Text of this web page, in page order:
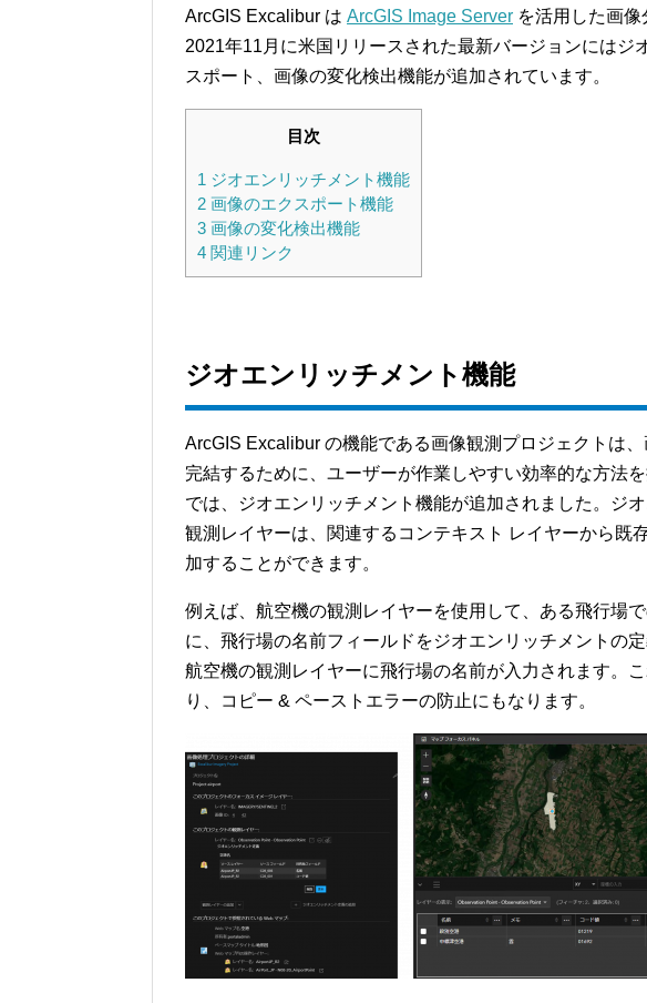
ArcGIS Excalibur は ArcGIS Image Server を活用した画像
2021年11月に米国リリースされた最新バージョンにはジ
スポート、画像の変化検出機能が追加されています。
目次
1 ジオエンリッチメント機能
2 画像のエクスポート機能
3 画像の変化検出機能
4 関連リンク
ジオエンリッチメント機能
ArcGIS Excalibur の機能である画像観測プロジェクトは
完結するために、ユーザーが作業しやすい効率的な方法
では、ジオエンリッチメント機能が追加されました。ジ
観測レイヤーは、関連するコンテキスト レイヤーから既
加することができます。
例えば、航空機の観測レイヤーを使用して、ある飛行場
に、飛行場の名前フィールドをジオエンリッチメントの
航空機の観測レイヤーに飛行場の名前が入力されます。
り、コピー & ペーストエラーの防止にもなります。